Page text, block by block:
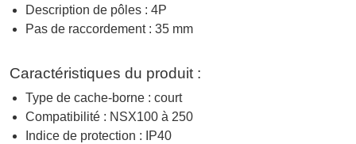
Description de pôles : 4P
Pas de raccordement : 35 mm
Caractéristiques du produit :
Type de cache-borne : court
Compatibilité : NSX100 à 250
Indice de protection : IP40